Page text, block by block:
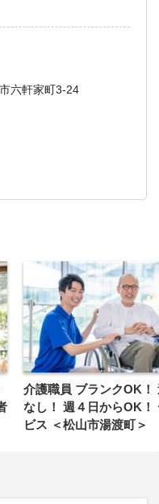
六軒家町3-24
介護職員 ブランクOK！
なし！ 週４日からOK！
ビス ＜松山市湯渡町＞